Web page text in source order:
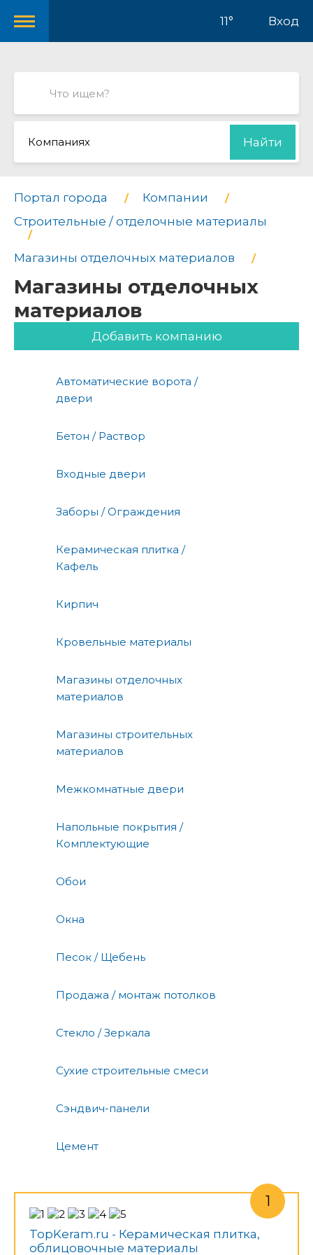
11° Вход
Компаниях Найти
Портал города
Компании
Строительные / отделочные материалы
Магазины отделочных материалов
Магазины отделочных
материалов
Добавить компанию
Автоматические ворота /
двери
Бетон / Раствор
Входные двери
Заборы / Ограждения
Керамическая плитка /
Кафель
Кирпич
Кровельные материалы
Магазины отделочных
материалов
Магазины строительных
материалов
Межкомнатные двери
Напольные покрытия /
Комплектующие
Обои
Окна
Песок / Щебень
Продажа / монтаж потолков
Стекло / Зеркала
Сухие строительные смеси
Сэндвич-панели
Цемент
TopKeram.ru - Керамическая плитка,
облицовочные материалы